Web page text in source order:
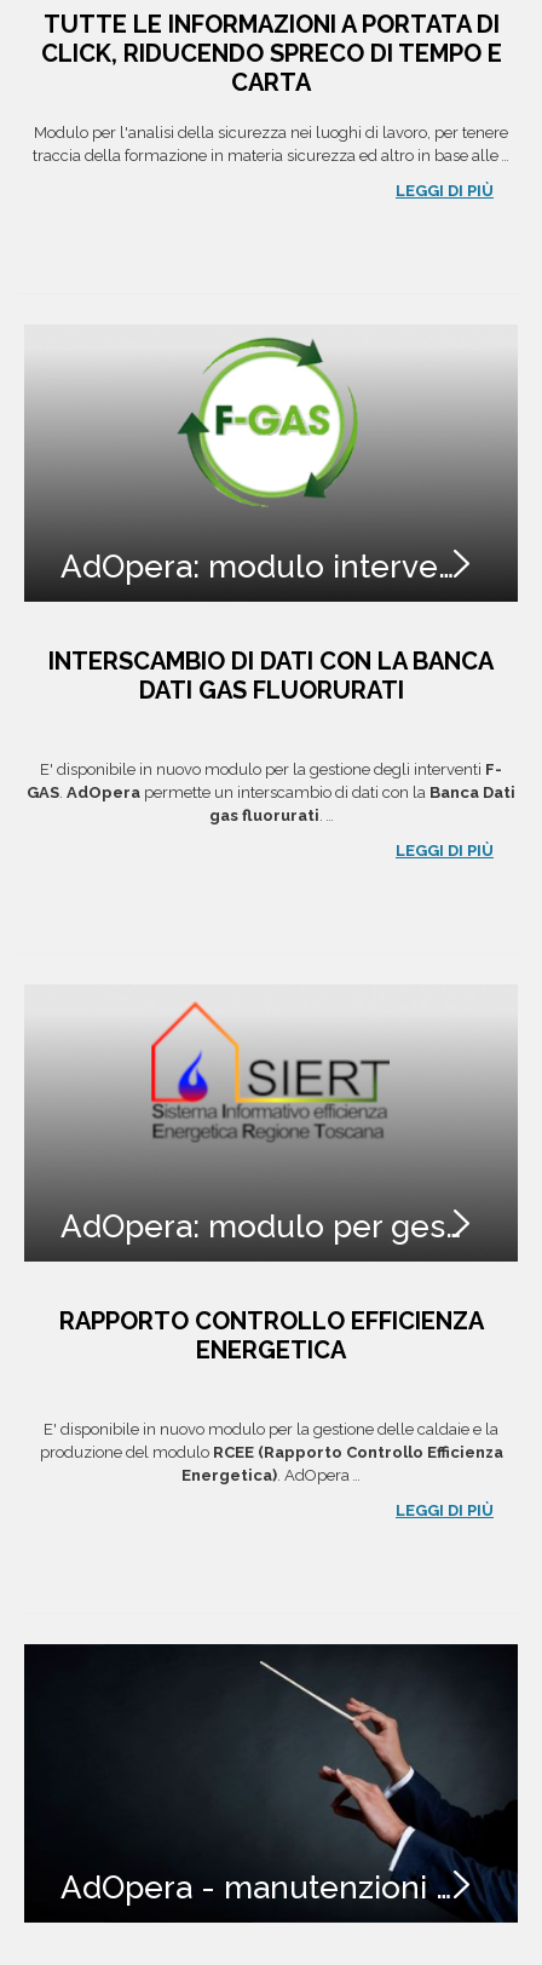
TUTTE LE INFORMAZIONI A PORTATA DI
CLICK, RIDUCENDO SPRECO DI TEMPO E
CARTA
Modulo per l'analisi della sicurezza nei luoghi di lavoro, per tenere
traccia della formazione in materia sicurezza ed altro in base alle
LEGGI DI PIÙ
AdOpera: modulo interventi F-GAS
INTERSCAMBIO DI DATI CON LA BANCA
DATI GAS FLUORURATI
E' disponibile in nuovo modulo per la gestione degli interventi F-
GAS. AdOpera permette un interscambio di dati con la Banca Dati
gas fluorurati. ...
LEGGI DI PIÙ
AdOpera: modulo per gestione RCEE
RAPPORTO CONTROLLO EFFICIENZA
ENERGETICA
E' disponibile in nuovo modulo per la gestione delle caldaie e la
produzione del modulo RCEE (Rapporto Controllo Efficienza
Energetica). AdOpera ...
LEGGI DI PIÙ
AdOpera - manutenzioni sotto controllo